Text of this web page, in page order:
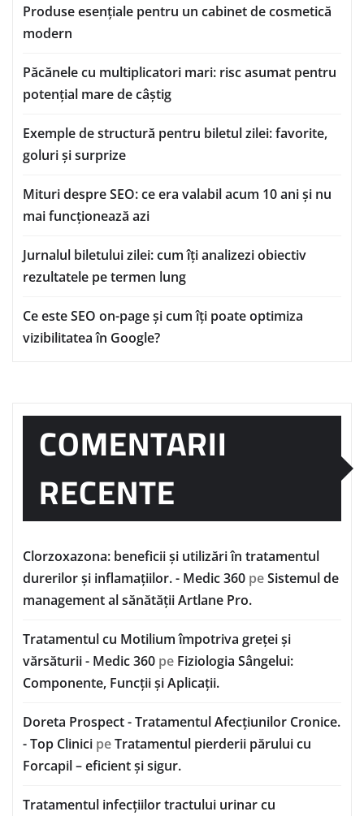
Produse esențiale pentru un cabinet de cosmetică
modern
Păcănele cu multiplicatori mari: risc asumat pentru
potențial mare de câștig
Exemple de structură pentru biletul zilei: favorite,
goluri și surprize
Mituri despre SEO: ce era valabil acum 10 ani și nu
mai funcționează azi
Jurnalul biletului zilei: cum îți analizezi obiectiv
rezultatele pe termen lung
Ce este SEO on-page și cum îți poate optimiza
vizibilitatea în Google?
COMENTARII
RECENTE
Clorzoxazona: beneficii și utilizări în tratamentul
durerilor și inflamațiilor. - Medic 360 peSistemul de
management al sănătății Artlane Pro.
Tratamentul cu Motilium împotriva greței și
vărsăturii - Medic 360 pe Fiziologia Sângelui:
Componente, Funcții și Aplicații.
Doreta Prospect - Tratamentul Afecțiunilor Cronice.
- Top Clinici peTratamentul pierderii părului cu
Forcapil – eficient și sigur.
Tratamentul infecțiilor tractului urinar cu